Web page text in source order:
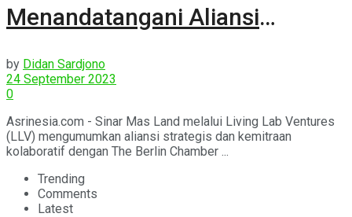
Menandatangani Aliansi
Germany
by Didan Sardjono
24 September 2023
0
Asrinesia.com - Sinar Mas Land melalui Living Lab Ventures
(LLV) mengumumkan aliansi strategis dan kemitraan
kolaboratif dengan The Berlin Chamber ...
Trending
Comments
Latest